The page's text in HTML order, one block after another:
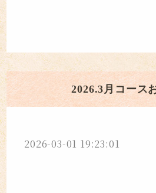
2026.3月コース
2026-03-01 19:23:01